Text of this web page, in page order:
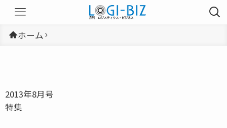
ホーム
2013年8月号
特集